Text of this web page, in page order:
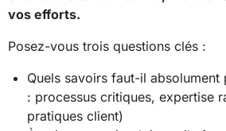
vos efforts.
Posez-vous trois questions clés :
Quels savoirs faut-il absolument
: processus critiques, expertise
pratiques client)